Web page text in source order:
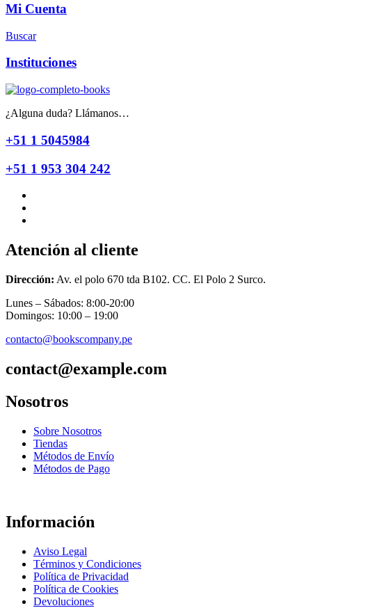
Mi Cuenta
Buscar
Instituciones
¿Alguna duda? Llámanos…
+51 1 5045984
+51 1 953 304 242
Atención al cliente
Dirección: Av. el polo 670 tda B102. CC. El Polo 2 Surco.
Lunes – Sábados: 8:00-20:00
Domingos: 10:00 – 19:00
contacto@bookscompany.pe
contact@example.com
Nosotros
Sobre Nosotros
Tiendas
Métodos de Envío
Métodos de Pago
Información
Aviso Legal
Términos y Condiciones
Política de Privacidad
Política de Cookies
Devoluciones